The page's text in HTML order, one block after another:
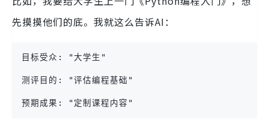
先摸摸他们的底。我就这么告诉AI：
目标受众: "大学生"
测评目的: "评估编程基础"
预期成果: "定制课程内容"